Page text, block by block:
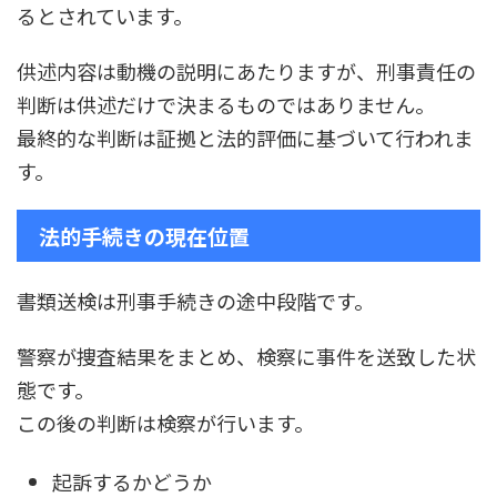
るとされています。
供述内容は動機の説明にあたりますが、刑事責任の
判断は供述だけで決まるものではありません。
最終的な判断は証拠と法的評価に基づいて行われま
す。
法的手続きの現在位置
書類送検は刑事手続きの途中段階です。
警察が捜査結果をまとめ、検察に事件を送致した状
態です。
この後の判断は検察が行います。
起訴するかどうか